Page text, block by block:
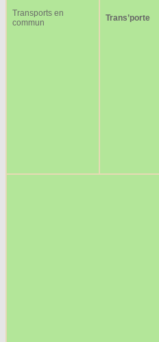
Transports en
commun
Trans’porte